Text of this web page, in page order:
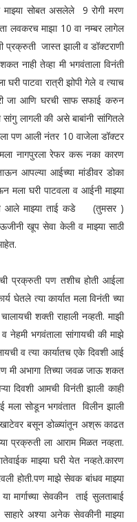
माझ्या सोबत असलेले 9 रोगी मरण
लवकरच माझा 10 वा नम्बर लागेल
प्रक्रुती जास्त झाली व डॉक्टराणी
नाही तेव्हा मी भगवंताला विनंती
पाटवा रात्री झोपी गेले व त्याच
जा आणि घरची साफ सफाई करुन
लागली की असे बाबांनी सांगितले
पण आली नंतर 10 वाजेला डॉक्टर
नागपुरला रेफर करू नका कारण
आपल्या आईच्या मांडीवर डोका
मला घरी पाटवला व आईनी माझ्या
आले माझ्या ताई कडे (तुमसर )
खूप सेवा केली व माझ्या साठी
प्रक्रुती पण तशीच होती आईला
घेतले त्या कार्यात मला विनंती च्या
शक्ती राहाली नव्हती. माझी
नेहमी भगवंताला सांगायची की माझे
व त्या कार्यातच एके दिवशी आई
मी अभागा तिच्या जवळ जाऊ शकत
दिवशी आमची विनंती झाली काही
मला सोडून भगवंतात विलीन झाली
खाटेवर बसून डोळ्यांतून अश्रू काढत
प्रक्रुती ला आराम मिळत नव्हता.
माझ्या घरी येत नव्हते.कारण
होती.पण माझे सेवक बांधव माझ्या
मार्गाच्या सेवकीन ताई सुलताबाई
अश्या अनेक सेवकीनी माझ्या